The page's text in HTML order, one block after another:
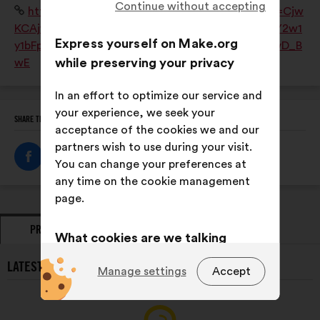
Master européen de Paysagiste-Concepteur. L'ESAJ
est une association loi 1901 du Groupe SOS.
Website:
https://www.esaj.asso.fr/?gad_source=1&gclid=Cjw
KCAjw0aS3BhA3EiwAKaD2ZaczLLz9quY8DwjmMY2w1
y1bFpfvoivv8uxVccxLXukgmr2Y3BXPBxoCaQQQAvD_B
wE
SHARE THIS PROFILE
PROPOSALS
LATEST PROPOSALS FROM ESAJ:
Continue without accepting
Express yourself on Make.org
while preserving your privacy
In an effort to optimize our service and
your experience, we seek your
acceptance of the cookies we and our
partners wish to use during your visit.
You can change your preferences at
any time on the cookie management
page.
What cookies are we talking
about?
cookies that are
essential for the website’s
Accept
Manage settings